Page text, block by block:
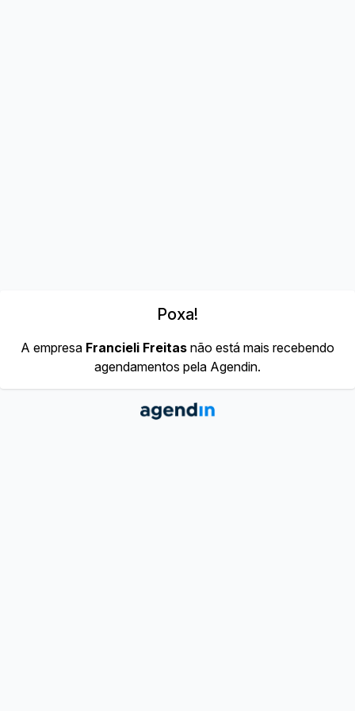
Poxa!
A empresa Francieli Freitas não está mais recebendo
agendamentos pela Agendin.